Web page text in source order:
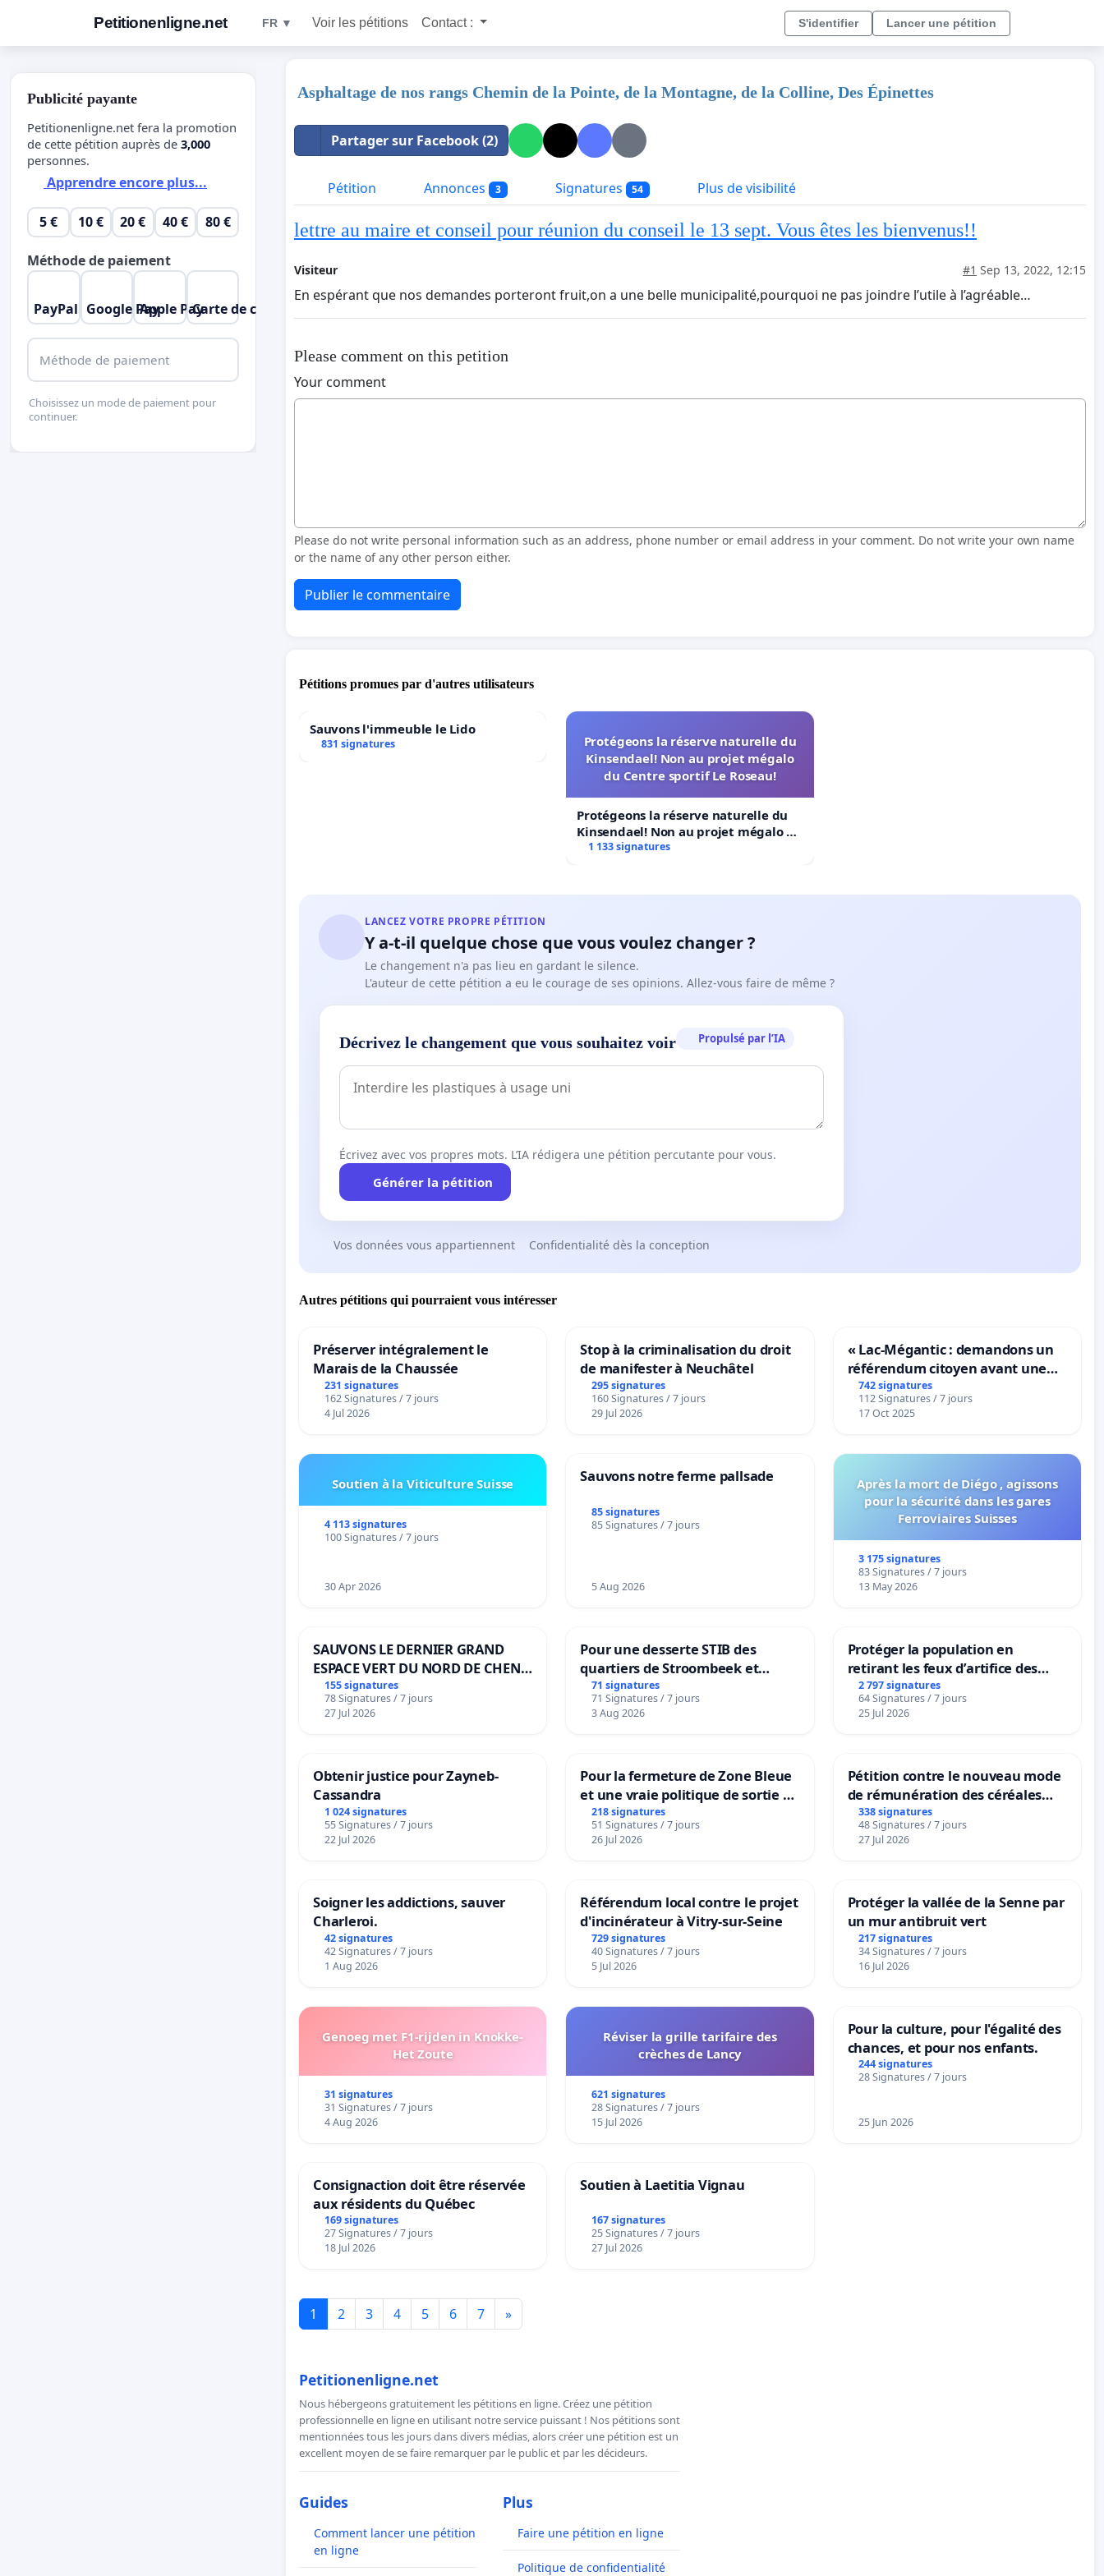
Petitionenligne.net FR ▼ Voir les pétitions Contact : S'identifier Lancer une pétition
Asphaltage de nos rangs Chemin de la Pointe, de la Montagne, de la Colline, Des Épinettes
Partager sur Facebook (2)
Pétition Annonces 3 Signatures 54 Plus de visibilité
lettre au maire et conseil pour réunion du conseil le 13 sept. Vous êtes les bienvenus!!
Visiteur #1 Sep 13, 2022, 12:15
En espérant que nos demandes porteront fruit,on a une belle municipalité,pourquoi ne pas joindre l’utile à l’agréable…
Please comment on this petition
Your comment
Please do not write personal information such as an address, phone number or email address in your comment. Do not write your own name
or the name of any other person either.
Publier le commentaire
Pétitions promues par d'autres utilisateurs
Sauvons l'immeuble le Lido
831 signatures
Protégeons la réserve naturelle du
Kinsendael! Non au projet mégalo
du Centre sportif Le Roseau!
Protégeons la réserve naturelle du
Kinsendael! Non au projet mégalo du
Centre sportif Le Roseau!
1 133 signatures
LANCEZ VOTRE PROPRE PÉTITION
Y a-t-il quelque chose que vous voulez changer ?
Le changement n'a pas lieu en gardant le silence.
L'auteur de cette pétition a eu le courage de ses opinions. Allez-vous faire de même ?
Décrivez le changement que vous souhaitez voir Propulsé par l’IA
Écrivez avec vos propres mots. L’IA rédigera une pétition percutante pour vous.
Générer la pétition
Vos données vous appartiennent Confidentialité dès la conception
Autres pétitions qui pourraient vous intéresser
Préserver intégralement le
Marais de la Chaussée
231 signatures
162 Signatures / 7 jours
4 Jul 2026
Stop à la criminalisation du droit
de manifester à Neuchâtel
295 signatures
160 Signatures / 7 jours
29 Jul 2026
« Lac-Mégantic : demandons un
référendum citoyen avant une
transformation irréversible de
notre territoire »
742 signatures
112 Signatures / 7 jours
17 Oct 2025
Soutien à la Viticulture Suisse
4 113 signatures
100 Signatures / 7 jours
30 Apr 2026
Sauvons notre ferme pallsade
85 signatures
85 Signatures / 7 jours
5 Aug 2026
Après la mort de Diégo , agissons
pour la sécurité dans les gares
Ferroviaires Suisses
3 175 signatures
83 Signatures / 7 jours
13 May 2026
SAUVONS LE DERNIER GRAND
ESPACE VERT DU NORD DE CHENE-
BOUGERIES
155 signatures
78 Signatures / 7 jours
27 Jul 2026
Pour une desserte STIB des
quartiers de Stroombeek et
Beauval - Voor een MIVB-
bediening van de wijken
Strombeek en Het Voor
71 signatures
71 Signatures / 7 jours
3 Aug 2026
Protéger la population en
retirant les feux d’artifice des
rayons
2 797 signatures
64 Signatures / 7 jours
25 Jul 2026
Obtenir justice pour Zayneb-
Cassandra
1 024 signatures
55 Signatures / 7 jours
22 Jul 2026
Pour la fermeture de Zone Bleue
et une vraie politique de sortie de
la dépendance
218 signatures
51 Signatures / 7 jours
26 Jul 2026
Pétition contre le nouveau mode
de rémunération des céréales
panifiables de Swiss granum basé
sur la teneur en protéines
338 signatures
48 Signatures / 7 jours
27 Jul 2026
Soigner les addictions, sauver
Charleroi.
42 signatures
42 Signatures / 7 jours
1 Aug 2026
Référendum local contre le projet
d'incinérateur à Vitry-sur-Seine
729 signatures
40 Signatures / 7 jours
5 Jul 2026
Protéger la vallée de la Senne par
un mur antibruit vert
217 signatures
34 Signatures / 7 jours
16 Jul 2026
Genoeg met F1-rijden in Knokke-
Het Zoute
31 signatures
31 Signatures / 7 jours
4 Aug 2026
Réviser la grille tarifaire des
crèches de Lancy
621 signatures
28 Signatures / 7 jours
15 Jul 2026
Pour la culture, pour l'égalité des
chances, et pour nos enfants.
244 signatures
28 Signatures / 7 jours
25 Jun 2026
Consignaction doit être réservée
aux résidents du Québec
169 signatures
27 Signatures / 7 jours
18 Jul 2026
Soutien à Laetitia Vignau
167 signatures
25 Signatures / 7 jours
27 Jul 2026
1 2 3 4 5 6 7 »
Petitionenligne.net
Nous hébergeons gratuitement les pétitions en ligne. Créez une pétition
professionnelle en ligne en utilisant notre service puissant ! Nos pétitions sont
mentionnées tous les jours dans divers médias, alors créer une pétition est un
excellent moyen de se faire remarquer par le public et par les décideurs.
Guides
Comment lancer une pétition
en ligne
Plus
Faire une pétition en ligne
Politique de confidentialité
Publicité payante
Petitionenligne.net fera la promotion
de cette pétition auprès de 3,000
personnes.
Apprendre encore plus...
5 € 10 € 20 € 40 € 80 €
Méthode de paiement
PayPal Google PayApple PayCarte de crédit
Méthode de paiement
Choisissez un mode de paiement pour
continuer.